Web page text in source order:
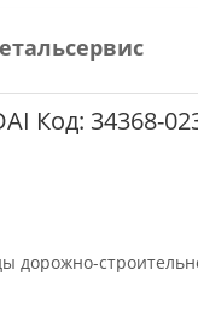
Код: 34368-
дорожно-